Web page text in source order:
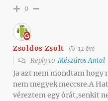
0
Zsoldos Zsolt 12 éve
Reply toMészáros Antal
Ja azt nem mondtam hogy
nem megyek meccsre.A
véreztem egy órát,senkit